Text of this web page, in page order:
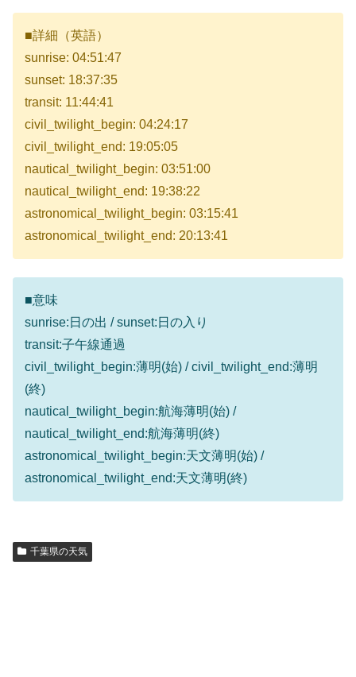
■詳細（英語）
sunrise: 04:51:47
sunset: 18:37:35
transit: 11:44:41
civil_twilight_begin: 04:24:17
civil_twilight_end: 19:05:05
nautical_twilight_begin: 03:51:00
nautical_twilight_end: 19:38:22
astronomical_twilight_begin: 03:15:41
astronomical_twilight_end: 20:13:41
■意味
sunrise:日の出 / sunset:日の入り
transit:子午線通過
civil_twilight_begin:薄明(始) / civil_twilight_end:薄明
(終)
nautical_twilight_begin:航海薄明(始) /
nautical_twilight_end:航海薄明(終)
astronomical_twilight_begin:天文薄明(始) /
astronomical_twilight_end:天文薄明(終)
千葉県の天気